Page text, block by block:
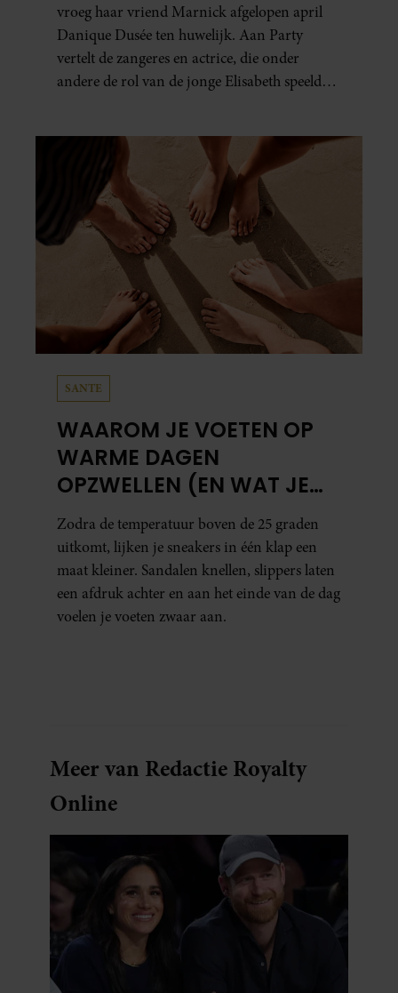
vroeg haar vriend Marnick afgelopen april
Danique Dusée ten huwelijk. Aan Party
vertelt de zangeres en actrice, die onder
andere de rol van de jonge Elisabeth speelde
SANTE
WAAROM JE VOETEN OP
WARME DAGEN
OPZWELLEN (EN WAT JE
ERAAN KUNT DOEN)
Zodra de temperatuur boven de 25 graden
uitkomt, lijken je sneakers in één klap een
maat kleiner. Sandalen knellen, slippers laten
een afdruk achter en aan het einde van de dag
voelen je voeten zwaar aan.
Meer van Redactie Royalty
Online